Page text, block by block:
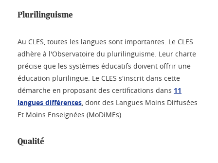
Plurilinguisme
Au CLES, toutes les langues sont importantes. Le CLES
adhère à l'Observatoire du plurilinguisme. Leur charte
précise que les systèmes éducatifs doivent offrir une
éducation plurilingue. Le CLES s'inscrit dans cette
démarche en proposant des certifications dans 11
langues différentes, dont des Langues Moins Diffusées
Et Moins Enseignées (MoDiMEs).
Qualité